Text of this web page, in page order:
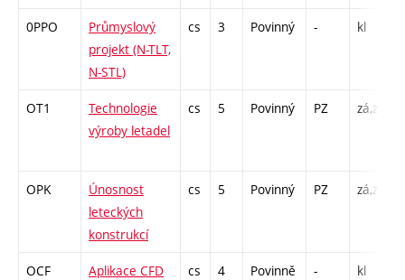
0PPO
Průmyslový
projekt (N-TLT,
N-STL)
cs 3 Povinný - kl
OT1
Technologie
výroby letadel
cs 5 Povinný PZ zá,zk
OPK
Únosnost
leteckých
konstrukcí
cs 5 Povinný PZ zá,zk
OCF
Aplikace CFD
cs 4
Povinně
- kl